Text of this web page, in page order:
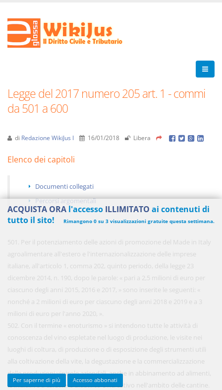
Legge del 2017 numero 205 art. 1 - commi
da 501 a 600
di Redazione WikiJus I 16/01/2018 Libera
Elenco dei capitoli
Documenti collegati
Percorsi argomentali
501. Per il potenziamento delle azioni di promozione del Made in Italy
agroalimentare all'estero e l'internazionalizzazione delle imprese
italiane, all'articolo 1, comma 202, quinto periodo, della legge 23
dicembre 2014, n. 190, dopo le parole: « pari a 2,5 milioni di euro per
ciascuno degli anni 2015, 2016 e 2017, » sono inserite le seguenti: «
nonché a 2 milioni di euro per ciascuno degli anni 2018 e 2019 e a 3
milioni di euro per l'anno 2020, ».
502. Con il termine « enoturismo » si intendono tutte le attività di
conoscenza del vino espletate nel luogo di produzione, le visite nei
luoghi di coltura, di produzione o di esposizione degli strumenti utili
alla coltivazione della vite, la degustazione e la commercializzazione
delle produzioni vinicole aziendali, anche in abbinamento ad alimenti,
le iniziative a carattere didattico e ricreativo nell'ambito delle cantine.
ACQUISTA ORA l'accesso ILLIMITATO ai contenuti di
tutto il sito!
Rimangono 0 su 3 visualizzazioni gratuite questa settimana.
450,00 € ANNUALI
anziché 570.00€ , risparmi il 21%!
Acquista ora
Acquista ora
Per saperne di più Accesso abbonati